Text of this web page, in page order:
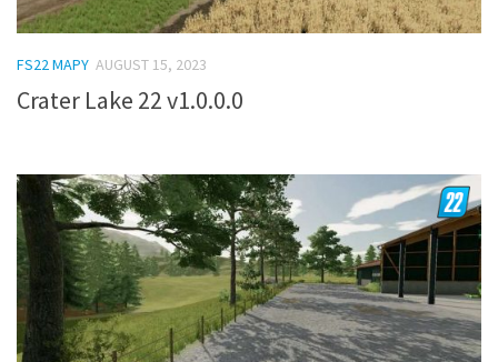
FS22 MAPY AUGUST 15, 2023
Crater Lake 22 v1.0.0.0